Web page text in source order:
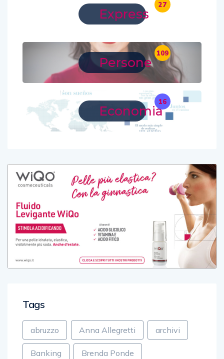
Express
27
Persone
109
Economia
16
Tags
abruzzo Anna Allegretti archivi
Banking Brenda Ponde